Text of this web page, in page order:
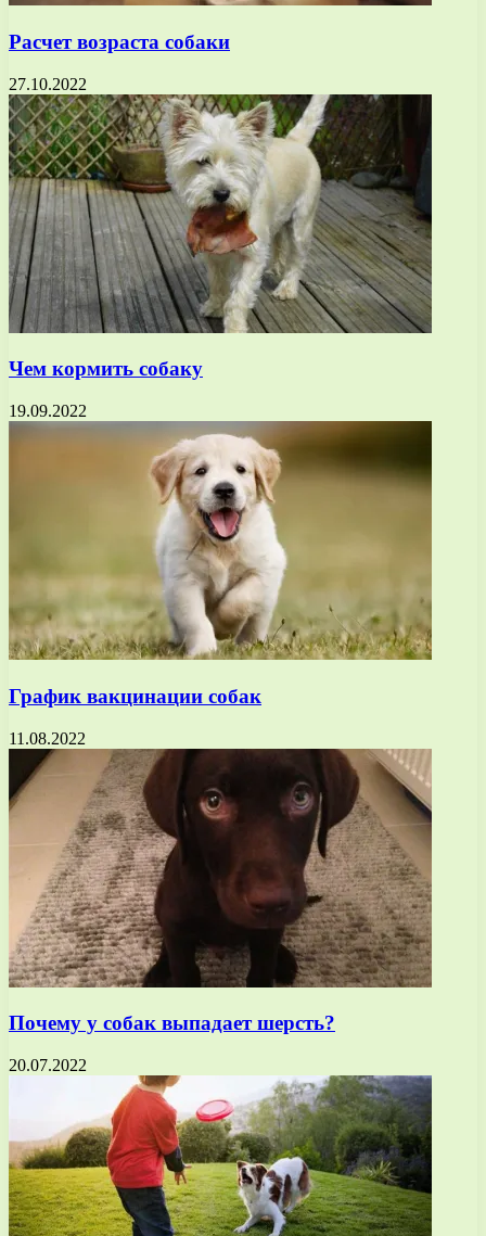
Расчет возраста собаки
27.10.2022
Чем кормить собаку
19.09.2022
График вакцинации собак
11.08.2022
Почему у собак выпадает шерсть?
20.07.2022